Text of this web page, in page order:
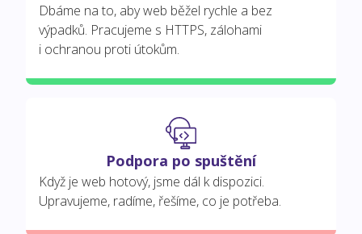
Dbáme na to, aby web běžel rychle a bez
výpadků. Pracujeme s HTTPS, zálohami
i ochranou proti útokům.
Podpora po spuštění
Když je web hotový, jsme dál k dispozici.
Upravujeme, radíme, řešíme, co je potřeba.